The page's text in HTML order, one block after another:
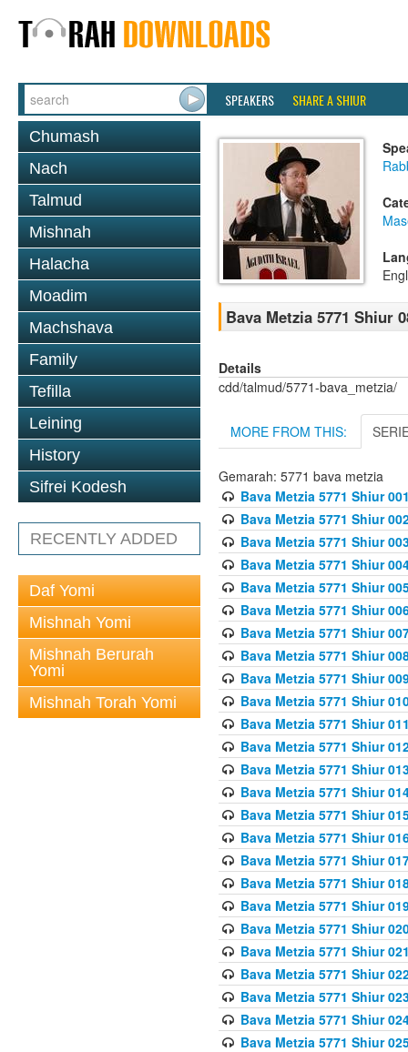
SPEAKERS SHARE A SHIUR
Chumash
Nach
Talmud
Mishnah
Halacha
Moadim
Machshava
Family
Tefilla
Leining
History
Sifrei Kodesh
RECENTLY ADDED
Daf Yomi
Mishnah Yomi
Mishnah Berurah
Yomi
Mishnah Torah Yomi
Bava Metzia 5771 Shiur
Details
cdd/talmud/5771-bava_metzia/
MORE FROM THIS:
Gemarah: 5771 bava metzia
Bava Metzia 5771 Shiur
Bava Metzia 5771 Shiur
Bava Metzia 5771 Shiur
Bava Metzia 5771 Shiur
Bava Metzia 5771 Shiur
Bava Metzia 5771 Shiur
Bava Metzia 5771 Shiur
Bava Metzia 5771 Shiur
Bava Metzia 5771 Shiur
Bava Metzia 5771 Shiur
Bava Metzia 5771 Shiur
Bava Metzia 5771 Shiur
Bava Metzia 5771 Shiur
Bava Metzia 5771 Shiur
Bava Metzia 5771 Shiur
Bava Metzia 5771 Shiur
Bava Metzia 5771 Shiur
Bava Metzia 5771 Shiur
Bava Metzia 5771 Shiur
Bava Metzia 5771 Shiur
Bava Metzia 5771 Shiur
Bava Metzia 5771 Shiur
Bava Metzia 5771 Shiur
Bava Metzia 5771 Shiur
Bava Metzia 5771 Shiur